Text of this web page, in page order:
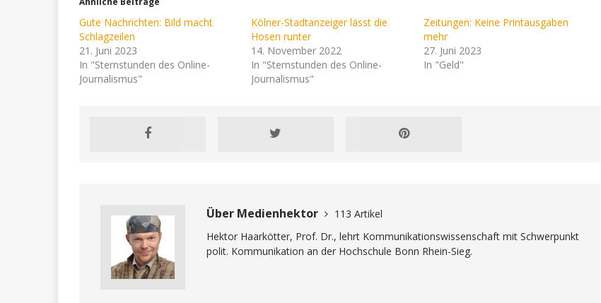
Gute Nachrichten: Bild macht
Schlagzeilen
21. Juni 2023
In "Sternstunden des Online-
Journalismus"
Kölner-Stadtanzeiger lässt die
Hosen runter
14. November 2022
In "Sternstunden des Online-
Journalismus"
Zeitungen: Keine Printausgaben
mehr
27. Juni 2023
In "Geld"
Über Medienhektor
113 Artikel
Hektor Haarkötter, Prof. Dr., lehrt Kommunikationswissenschaft mit Schwerpunkt
polit. Kommunikation an der Hochschule Bonn Rhein-Sieg.